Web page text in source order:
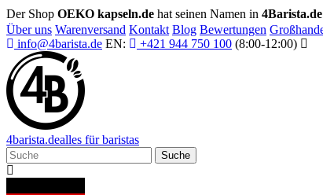
Der Shop OEKO kapseln.de hat seinen Namen in 4Barista.de
Über uns Warenversand Kontakt Blog Bewertungen
info@4barista.de EN: +421 944 750 100 (8:00-12:00)
4barista.dealles für baristas
Suche